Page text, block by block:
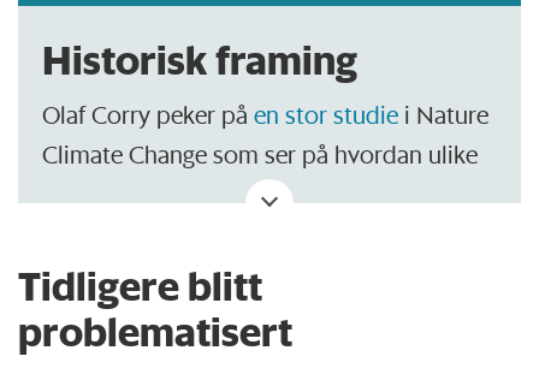
Historisk framing
Olaf Corry peker påen stor studie i Nature
Climate Change som ser på hvordan ulike
klimamål har blitt rammet inn rent
Forskerne viser hvordan språket – og
framingen av klimaendringer – endrer seg
Tidligere blitt
problematisert